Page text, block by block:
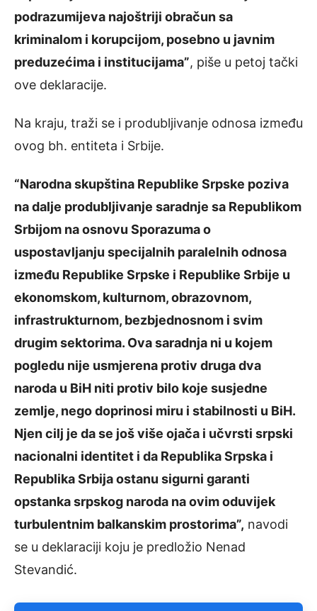
podrazumijeva najoštriji obračun sa
kriminalom i korupcijom, posebno u javnim
preduzećima i institucijama”, piše u petoj tački
ove deklaracije.
Na kraju, traži se i produbljivanje odnosa između
ovog bh. entiteta i Srbije.
“Narodna skupština Republike Srpske poziva
na dalje produbljivanje saradnje sa Republikom
Srbijom na osnovu Sporazuma o
uspostavljanju specijalnih paralelnih odnosa
između Republike Srpske i Republike Srbije u
ekonomskom, kulturnom, obrazovnom,
infrastrukturnom, bezbjednosnom i svim
drugim sektorima. Ova saradnja ni u kojem
pogledu nije usmjerena protiv druga dva
naroda u BiH niti protiv bilo koje susjedne
zemlje, nego doprinosi miru i stabilnosti u BiH.
Njen cilj je da se još više ojača i učvrsti srpski
nacionalni identitet i da Republika Srpska i
Republika Srbija ostanu sigurni garanti
opstanka srpskog naroda na ovim oduvijek
turbulentnim balkanskim prostorima”, navodi
se u deklaraciji koju je predložio Nenad
Stevandić.